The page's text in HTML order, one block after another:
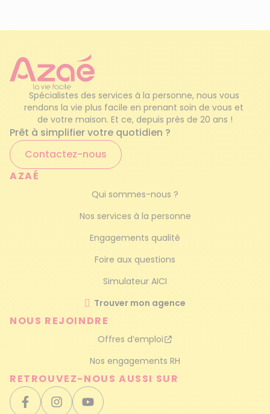
Repassage à domicile
Garde d'enfants occasionnel
Service de femme de ménage
Ménage haut de gamme
Spécialistes des services à la personne, nous vous
rendons la vie plus facile en prenant soin de vous et
de votre maison. Et ce, depuis près de 20 ans !
Prêt à simplifier votre quotidien ?
Contactez-nous
AZAÉ
Qui sommes-nous ?
Nos services à la personne
Engagements qualité
Foire aux questions
Simulateur AICI
Trouver mon agence
NOUS REJOINDRE
Offres d’emploi
Nos engagements RH
RETROUVEZ-NOUS AUSSI SUR